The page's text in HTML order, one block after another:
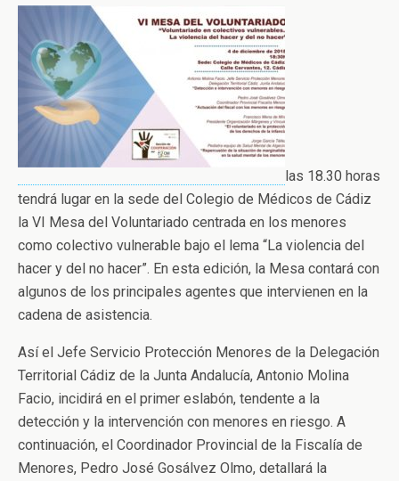
las 18.30 horas
tendrá lugar en la sede del Colegio de Médicos de Cádiz
la VI Mesa del Voluntariado centrada en los menores
como colectivo vulnerable bajo el lema “La violencia del
hacer y del no hacer”. En esta edición, la Mesa contará con
algunos de los principales agentes que intervienen en la
cadena de asistencia.
Así el Jefe Servicio Protección Menores de la Delegación
Territorial Cádiz de la Junta Andalucía, Antonio Molina
Facio, incidirá en el primer eslabón, tendente a la
detección y la intervención con menores en riesgo. A
continuación, el Coordinador Provincial de la Fiscalía de
Menores, Pedro José Gosálvez Olmo, detallará la